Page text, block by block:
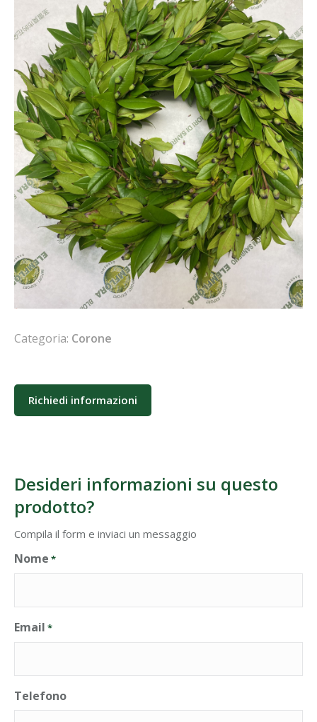
Categoria: Corone
Richiedi informazioni
Desideri informazioni su questo
prodotto?
Compila il form e inviaci un messaggio
Nome *
Email *
Telefono